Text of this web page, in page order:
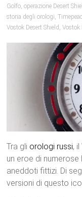
Golfo,operazione Desert
storia degli orologi,
Vostok Desert Shield ,Vostok
Tra gli orologi russi,
un eroe di numerose
aneddoti fittizi. Di
versioni di questo